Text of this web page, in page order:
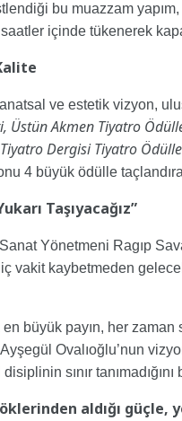
bu muazzam
içinde tükenerek
ve estetik vizyon,
Üstün Akmen Tiyatro
Dergisi Tiyatro
4 büyük ödülle
Taşıyacağız”
Yönetmeni Ragıp
vakit kaybetmeden
büyük payın, her zaman
Ovalıoğlu’nun
sınır tanımadığını
aldığı